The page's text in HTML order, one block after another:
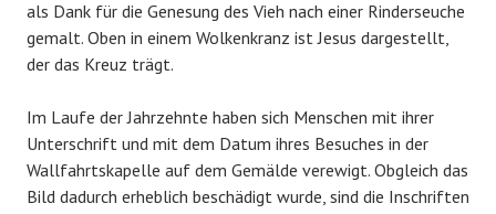
als Dank für die Genesung des Vieh nach einer Rinderseuche
gemalt. Oben in einem Wolkenkranz ist Jesus dargestellt,
der das Kreuz trägt.
Im Laufe der Jahrzehnte haben sich Menschen mit ihrer
Unterschrift und mit dem Datum ihres Besuches in der
Wallfahrtskapelle auf dem Gemälde verewigt. Obgleich das
Bild dadurch erheblich beschädigt wurde, sind die Inschriften